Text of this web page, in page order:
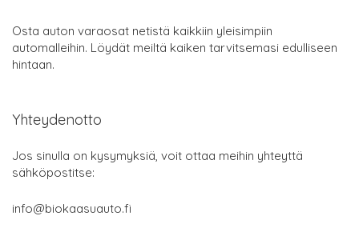
Osta auton varaosat netistä kaikkiin yleisimpiin
automalleihin. Löydät meiltä kaiken tarvitsemasi edulliseen
hintaan.
Yhteydenotto
Jos sinulla on kysymyksiä, voit ottaa meihin yhteyttä
sähköpostitse:
info@biokaasuauto.fi